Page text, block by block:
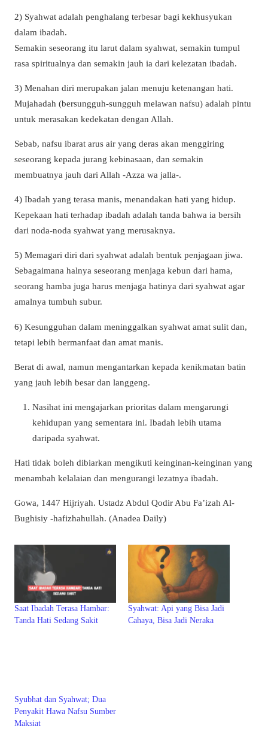
2) Syahwat adalah penghalang terbesar bagi kekhusyukan
dalam ibadah.
Semakin seseorang itu larut dalam syahwat, semakin tumpul
rasa spiritualnya dan semakin jauh ia dari kelezatan ibadah.
3) Menahan diri merupakan jalan menuju ketenangan hati.
Mujahadah (bersungguh-sungguh melawan nafsu) adalah pintu
untuk merasakan kedekatan dengan Allah.
Sebab, nafsu ibarat arus air yang deras akan menggiring
seseorang kepada jurang kebinasaan, dan semakin
membuatnya jauh dari Allah -Azza wa jalla-.
4) Ibadah yang terasa manis, menandakan hati yang hidup.
Kepekaan hati terhadap ibadah adalah tanda bahwa ia bersih
dari noda-noda syahwat yang merusaknya.
5) Memagari diri dari syahwat adalah bentuk penjagaan jiwa.
Sebagaimana halnya seseorang menjaga kebun dari hama,
seorang hamba juga harus menjaga hatinya dari syahwat agar
amalnya tumbuh subur.
6) Kesungguhan dalam meninggalkan syahwat amat sulit dan,
tetapi lebih bermanfaat dan amat manis.
Berat di awal, namun mengantarkan kepada kenikmatan batin
yang jauh lebih besar dan langgeng.
Nasihat ini mengajarkan prioritas dalam mengarungi
kehidupan yang sementara ini. Ibadah lebih utama
daripada syahwat.
Hati tidak boleh dibiarkan mengikuti keinginan-keinginan yang
menambah kelalaian dan mengurangi lezatnya ibadah.
Gowa, 1447 Hijriyah. Ustadz Abdul Qodir Abu Fa’izah Al-
Bughisiy -hafizhahullah. (Anadea Daily)
Saat Ibadah Terasa Hambar:
Tanda Hati Sedang Sakit
Syahwat: Api yang Bisa Jadi
Cahaya, Bisa Jadi Neraka
Syubhat dan Syahwat; Dua
Penyakit Hawa Nafsu Sumber
Maksiat